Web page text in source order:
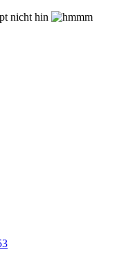
nicht hin